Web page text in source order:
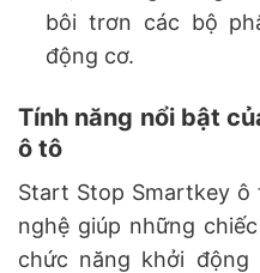
bôi trơn các bộ
động cơ.
Tính năng nổi bật
ô tô
Start Stop Smartkey
nghệ giúp những
chức năng khởi